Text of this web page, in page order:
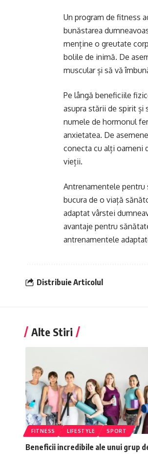
Un program de fitness
bunăstarea
menține o greutate
bolile de inimă. De
muscular și să vă
Pe lângă beneficiile
asupra stării de spirit și
numele de hormonul
anxietatea. De
conecta cu alți oameni
vieții.
Antrenamentele pentru
bucura de o viață
adaptat vârstei
avantaje pentru
antrenamentele
Distribuie Articolul
Alte Stiri
FITNESS LIFESTYLE SPORT
Beneficii incredibile ale unui grup